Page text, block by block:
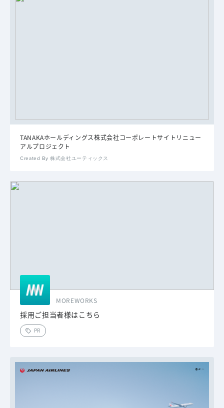
TANAKAホールディングス株式会社コーポレートサイトリニュー
アルプロジェクト
Created By 株式会社ユーティックス
MOREWORKS
採用ご担当者様はこちら
PR